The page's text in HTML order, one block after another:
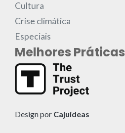
Cultura
Crise climática
Especiais
Melhores Práticas
Design por Cajuideas